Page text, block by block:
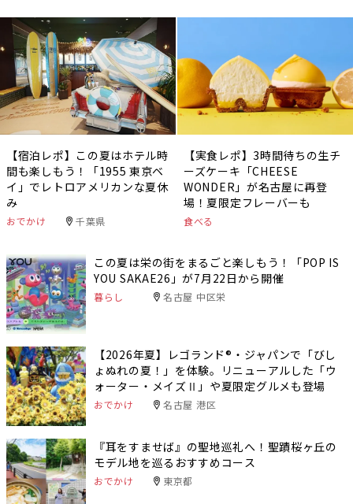
【宿泊レポ】この夏はホテル時
間も楽しもう！「1955 東京ベ
イ」でレトロアメリカンな夏休
み
おでかけ 千葉県
【実食レポ】3時間待ちの生チ
ーズケーキ「CHEESE
WONDER」が名古屋に再登
場！夏限定フレーバーも
食べる
この夏は栄の街をまるごと楽しもう！「POP IS
YOU SAKAE26」が7月22日から開催
暮らし 名古屋 中区栄
【2026年夏】レゴランド®・ジャパンで「びし
ょぬれの夏！」を体験。リニューアルした「ウ
ォーター・メイズⅡ」や夏限定グルメも登場
おでかけ 名古屋 港区
『耳をすませば』の聖地巡礼へ！聖蹟桜ヶ丘の
モデル地を巡るおすすめコース
おでかけ 東京都